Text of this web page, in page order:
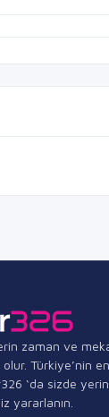
zaman ve
olur. Türkiye’nin
‘da sizde
yararlanın.